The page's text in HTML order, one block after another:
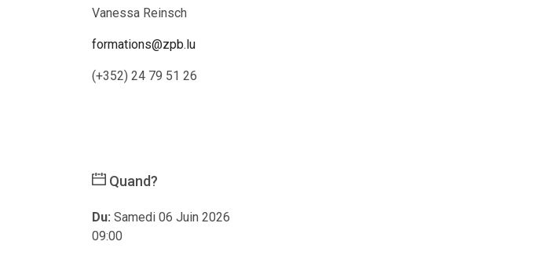
Vanessa Reinsch
formations@zpb.lu
(+352) 24 79 51 26
Quand?
Du: Samedi 06 Juin 2026
09:00